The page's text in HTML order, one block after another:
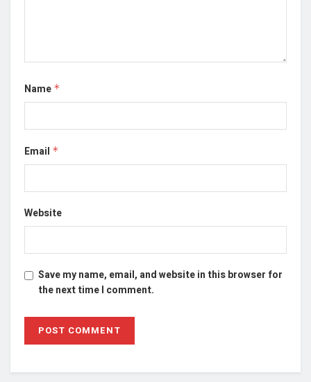
Name *
Email *
Website
Save my name, email, and website in this browser for
the next time I comment.